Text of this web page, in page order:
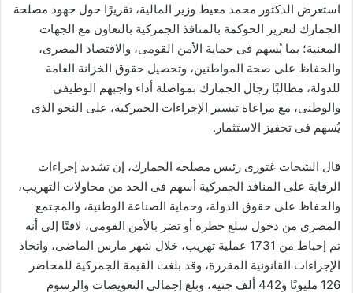
استعرض الدكتور محمد معيط وزير المالية، تقريرًا حول جهود مصلحة
الجمارك لتعزيز الحوكمة بالمنافذ الجمركية بالتعاون مع الجهات
المعنية؛ بما يُسهم فى حماية الأمن القومى، والاقتصاد المصرى،
والحفاظ على صحة المواطنين، وتحصيل حقوق الخزانة العامة
للدولة، مطالبًا رجال الجمارك بمواصلة أداء واجبهم الوظيفى
والوطنى، مع مراعاة تيسير الإجراءات الجمركية، على النحو الذى
يُسهم فى تحفيز الاستثمار.
قال الشحات غتورى رئيس مصلحة الجمارك، إن تشديد إجراءات
الرقابة على المنافذ الجمركية أسهم فى الحد من محاولات التهريب،
والحفاظ على حقوق الدولة، وحماية الصناعة الوطنية، والمجتمع
المصرى من دخول سلع خطرة أو تضر بالأمن القومى، لافتًا إلى أنه
تم إحباط من 1731 عملية تهريب، خلال شهر مارس الماضى، واتخاذ
الإجراءات القانونية المقررة، وقد بلغت القيمة الجمركية للمحاضر
126 مليونًا و442 ألف جنيه، وبلغ إجمالى التعويضات والرسوم